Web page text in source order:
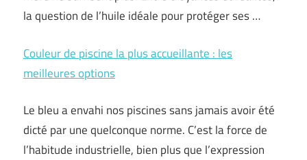
la question de l’huile idéale pour protéger ses …
Couleur de piscine la plus accueillante : les
meilleures options
Le bleu a envahi nos piscines sans jamais avoir été
dicté par une quelconque norme. C’est la force de
l’habitude industrielle, bien plus que l’expression